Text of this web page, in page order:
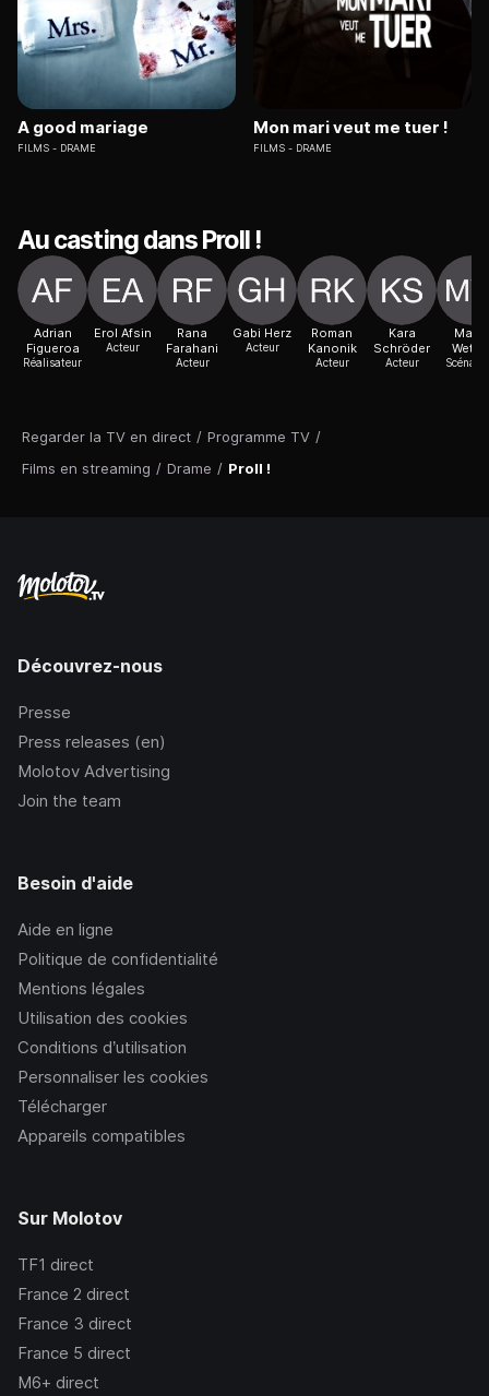
Regarder la TV en direct / Programme TV /
Films en streaming / Drame / Proll !
A good mariage
FILMS DRAME
Mon mari veut me tuer !
FILMS DRAME
Au casting dans Proll !
Adrian
Figueroa
Réalisateur
Erol Afsin
Acteur
Rana
Farahani
Acteur
Gabi Herz
Acteur
Roman
Kanonik
Acteur
Kara
Schröder
Acteur
Maike
Découvrez-nous
Presse
Press releases (en)
Molotov Advertising
Join the team
Besoin d'aide
Aide en ligne
Politique de confidentialité
Mentions légales
Utilisation des cookies
Conditions d’utilisation
Personnaliser les cookies
Télécharger
Appareils compatibles
Sur Molotov
TF1 direct
France 2 direct
France 3 direct
France 5 direct
M6+ direct